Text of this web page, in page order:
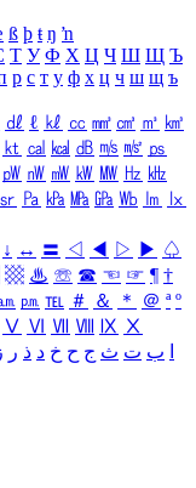
ß þ ŧ ŋ ŉ
Т У Ф Х Ц Ч Ш Щ Ъ
р с т у ф х ц ч ш щ ъ
㎗ ℓ ㎘ ㏄ ㎣ ㎤ ㎥ ㎦
㏏ ㎈ ㎉ ㏈ ㎧ ㎨ ㎰
㎺ ㎻ ㎽ ㎾ ㎿ ㎐ ㎑
㏛ ㎩ ㎪ ㎫ ㎬ ㏝ ㏐
㏓
↓ ↔ 〓 ◁ ◀ ▷ ▶ ♤
▩ ♨ ☏ ☎ ☜ ☞ ¶ †
㏘ ℡ ＃ ＆ ＊ ＠ ª º
Ⅴ Ⅵ Ⅶ Ⅷ Ⅸ Ⅹ
ب ت ث ج ح خ د ذ ر ز